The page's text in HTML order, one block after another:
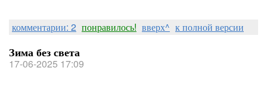
комментарии: 2 понравилось! вверх^ к полной версии
Зима без света
17-06-2025 17:09